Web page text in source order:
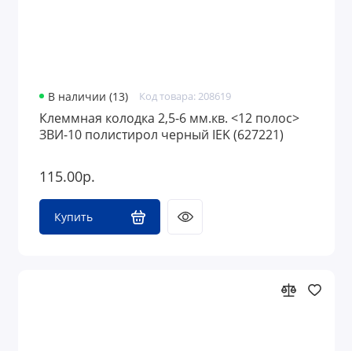
В наличии (13) Код товара: 208619
Клеммная колодка 2,5-6 мм.кв. <12 полос>
ЗВИ-10 полистирол черный IEK (627221)
115.00р.
Купить